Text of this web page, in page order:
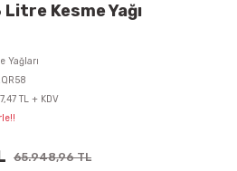
Kesme Yağı
Yağları
TL + KDV
65.948,96 TL